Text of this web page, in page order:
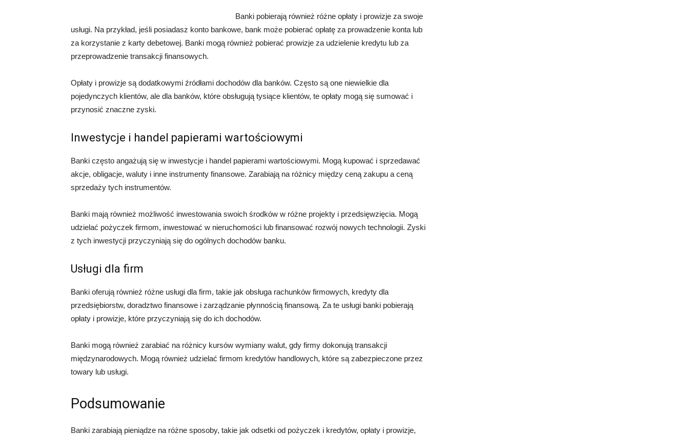
Banki pobierają również różne opłaty i prowizje za swoje
usługi. Na przykład, jeśli posiadasz konto bankowe, bank może pobierać opłatę za prowadzenie konta lub
za korzystanie z karty debetowej. Banki mogą również pobierać prowizje za udzielenie kredytu lub za
przeprowadzenie transakcji finansowych.
Opłaty i prowizje są dodatkowymi źródłami dochodów dla banków. Często są one niewielkie dla
pojedynczych klientów, ale dla banków, które obsługują tysiące klientów, te opłaty mogą się sumować i
przynosić znaczne zyski.
Inwestycje i handel papierami wartościowymi
Banki często angażują się w inwestycje i handel papierami wartościowymi. Mogą kupować i sprzedawać
akcje, obligacje, waluty i inne instrumenty finansowe. Zarabiają na różnicy między ceną zakupu a ceną
sprzedaży tych instrumentów.
Banki mają również możliwość inwestowania swoich środków w różne projekty i przedsięwzięcia. Mogą
udzielać pożyczek firmom, inwestować w nieruchomości lub finansować rozwój nowych technologii. Zyski
z tych inwestycji przyczyniają się do ogólnych dochodów banku.
Usługi dla firm
Banki oferują również różne usługi dla firm, takie jak obsługa rachunków firmowych, kredyty dla
przedsiębiorstw, doradztwo finansowe i zarządzanie płynnością finansową. Za te usługi banki pobierają
opłaty i prowizje, które przyczyniają się do ich dochodów.
Banki mogą również zarabiać na różnicy kursów wymiany walut, gdy firmy dokonują transakcji
międzynarodowych. Mogą również udzielać firmom kredytów handlowych, które są zabezpieczone przez
towary lub usługi.
Podsumowanie
Banki zarabiają pieniądze na różne sposoby, takie jak odsetki od pożyczek i kredytów, opłaty i prowizje,